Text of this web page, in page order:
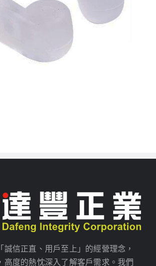
誠信正直、用戶至上」的經營理念，
高度的熱忱深入了解客戶需求。我們